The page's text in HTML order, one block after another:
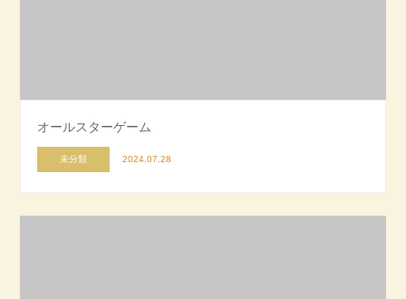
オールスターゲーム
未分類 2024.07.28